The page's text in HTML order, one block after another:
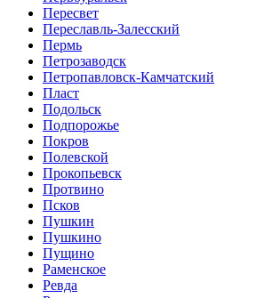
Пересвет
Переславль-Залесский
Пермь
Петрозаводск
Петропавловск-Камчатский
Пласт
Подольск
Подпорожье
Покров
Полевской
Прокопьевск
Протвино
Псков
Пушкин
Пушкино
Пущино
Раменское
Ревда